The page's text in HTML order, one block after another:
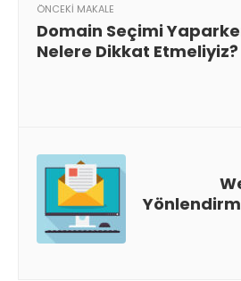
ÖNCEKI MAKALE
Domain Seçimi
Nelere Dikkat Etmeliyiz?